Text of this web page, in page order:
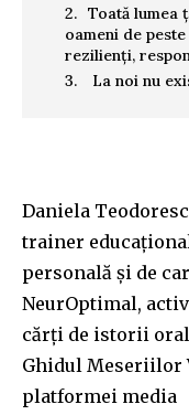
Toată lumea
oameni de
rezilienți,
La noi nu
Daniela
trainer
personală și de
NeurOptimal,
cărți de istorii
Ghidul Meseriilor
platformei media